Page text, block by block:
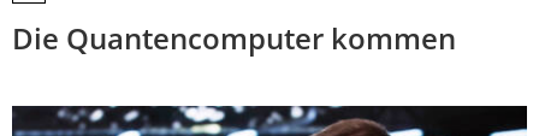
Die Quantencomputer kommen